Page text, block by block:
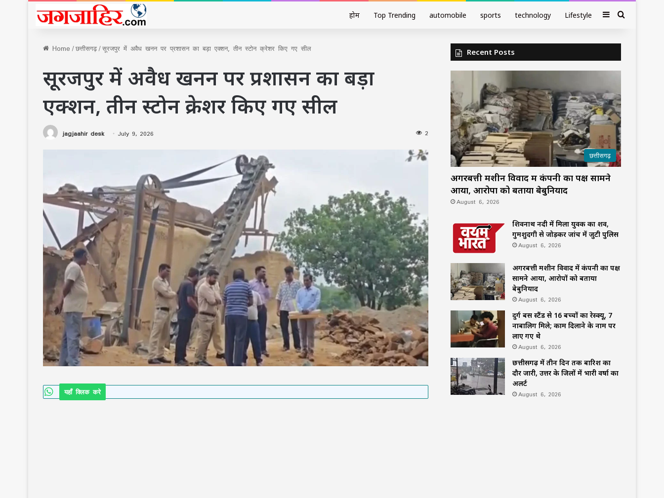
होम Top Trending automobile sports technology Lifestyle SidebarSearch
Home/छत्तीसगढ़/सूरजपुर में अवैध खनन पर प्रशासन का बड़ा एक्शन, तीन स्टोन क्रेशर किए गए सील
सूरजपुर में अवैध खनन पर प्रशासन का बड़ा
एक्शन, तीन स्टोन क्रेशर किए गए सील
jagjaahir desk July 9, 2026 2
यहाँ क्लिक करे
Recent Posts
छत्तीसगढ़
अगरबत्ती मशीन विवाद में कंपनी का पक्ष सामने
आया, आरोपों को बताया बेबुनियाद
August 6, 2026
शिवनाथ नदी में मिला युवक का शव,
गुमशुदगी से जोड़कर जांच में जुटी पुलिस
August 6, 2026
अगरबत्ती मशीन विवाद में कंपनी का पक्ष
सामने आया, आरोपों को बताया
बेबुनियाद
August 6, 2026
दुर्ग बस स्टैंड से 16 बच्चों का रेस्क्यू, 7
नाबालिग मिले; काम दिलाने के नाम पर
लाए गए थे
August 6, 2026
छत्तीसगढ़ में तीन दिन तक बारिश का
दौर जारी, उत्तर के जिलों में भारी वर्षा का
अलर्ट
August 6, 2026